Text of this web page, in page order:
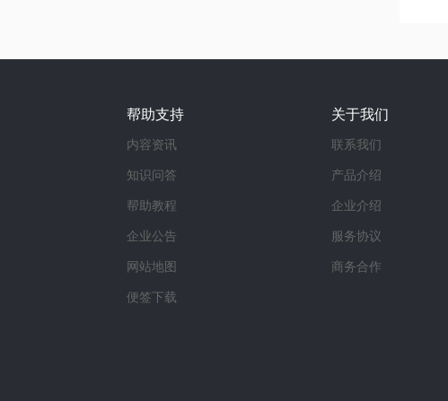
帮助支持
内容资讯
知识问答
帮助教程
企业公告
网站地图
便签下载
关于我们
联系我们
产品介绍
企业介绍
服务协议
商务合作